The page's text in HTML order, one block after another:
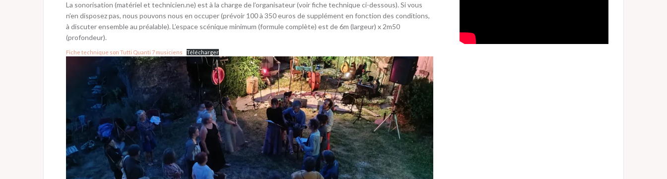
La sonorisation (matériel et technicien.ne) est à la charge de l’organisateur (voir fiche technique ci-dessous). Si vous
n’en disposez pas, nous pouvons nous en occuper (prévoir 100 à 350 euros de supplément en fonction des conditions,
à discuter ensemble au préalable). L’espace scénique minimum (formule complète) est de 6m (largeur) x 2m50
(profondeur).
Fiche technique son Tutti Quanti 7 musiciens Télécharger